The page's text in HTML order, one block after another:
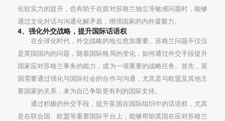
化软实力的提升，也有助于在面对苏格兰独立等敏感问题时，能够
通过文化对话与沟通化解矛盾，增强国家的内外凝聚力。
4、强化外交战略，提升国际话语权
在全球化时代，外交战略的地位愈加重要。苏格兰问题不仅仅
是英国国内的问题，随着国际格局的变化，如何通过外交手段提升
国家应对苏格兰事务的能力，成为一项重要的战略任务。首先，英
国需要通过强化与国际社会的合作与沟通，尤其是与欧盟及其他主
要国家的关系，来为自己争取更有利的国际支持。
通过积极的外交手段，提升英国在国际组织中的话语权，尤其
是在联合国、欧盟等重要国际平台上，能够帮助英国在应对苏格兰